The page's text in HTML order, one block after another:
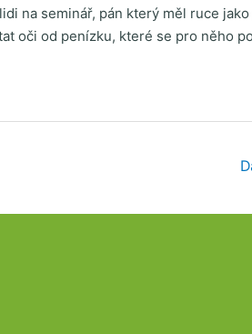
na seminář, pán který měl ruce
oči od penízku, které se pro něho